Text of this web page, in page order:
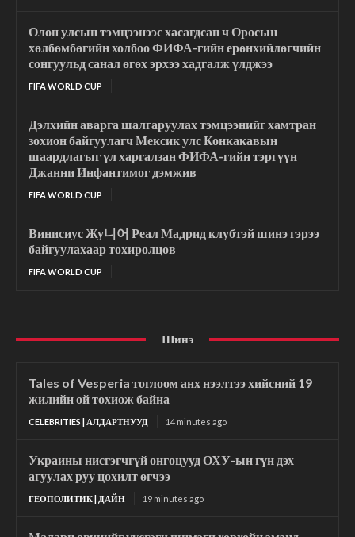
Олон улсын тэмцээнээс хасагдсан ч Оросын
хөлбөмбөгийн холбоо ФИФА-гийн ерөнхийлөгчийн
сонгуульд санал өгөх эрхээ хадгалж үлджээ
FIFA WORLD CUP
Дэлхийн аварга шалгаруулах тэмцээнийг хамтран
зохион байгуулагч Мексик улс Конкакавын
шаардлагыг үл харгалзан ФИФА-гийн тэргүүн
Джанни Инфантимог дэмжив
FIFA WORLD CUP
Винисиус Жу니어 Реал Мадрид клубтэй шинэ гэрээ
байгуулахаар тохиролцов
FIFA WORLD CUP
Шинэ
Tales of Vesperia тоглоом анх нээлтээ хийсний 19
жилийн ой тохиож байна
CELEBRITIES | АЛДАРТНУУД 14 minutes ago
Украины нисгэгчгүй онгоцууд ОХУ-ын гүн дэх
агуулах руу цохилт өгчээ
ГЕОПОЛИТИК | ДАЙН 19 minutes ago